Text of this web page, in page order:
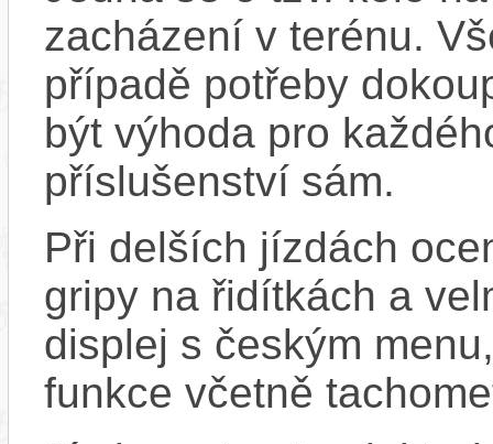
zacházení v terénu.
případě potřeby
být výhoda pro
příslušenství sám.
Při delších jízdách
gripy na řidítkách a
displej s českým
funkce včetně